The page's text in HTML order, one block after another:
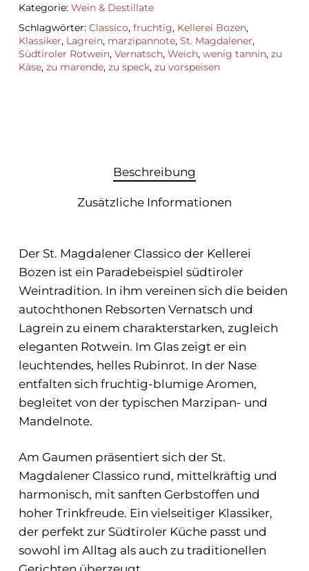
Kategorie: Wein & Destillate
Schlagwörter: Classico, fruchtig, Kellerei Bozen,
Klassiker, Lagrein, marzipannote, St. Magdalener,
Südtiroler Rotwein, Vernatsch, Weich, wenig tannin, zu
Käse, zu marende, zu speck, zu vorspeisen
Beschreibung
Zusätzliche Informationen
Der St. Magdalener Classico der Kellerei
Bozen ist ein Paradebeispiel südtiroler
Weintradition. In ihm vereinen sich die beiden
autochthonen Rebsorten Vernatsch und
Lagrein zu einem charakterstarken, zugleich
eleganten Rotwein. Im Glas zeigt er ein
leuchtendes, helles Rubinrot. In der Nase
entfalten sich fruchtig-blumige Aromen,
begleitet von der typischen Marzipan- und
Mandelnote.
Am Gaumen präsentiert sich der St.
Magdalener Classico rund, mittelkräftig und
harmonisch, mit sanften Gerbstoffen und
hoher Trinkfreude. Ein vielseitiger Klassiker,
der perfekt zur Südtiroler Küche passt und
sowohl im Alltag als auch zu traditionellen